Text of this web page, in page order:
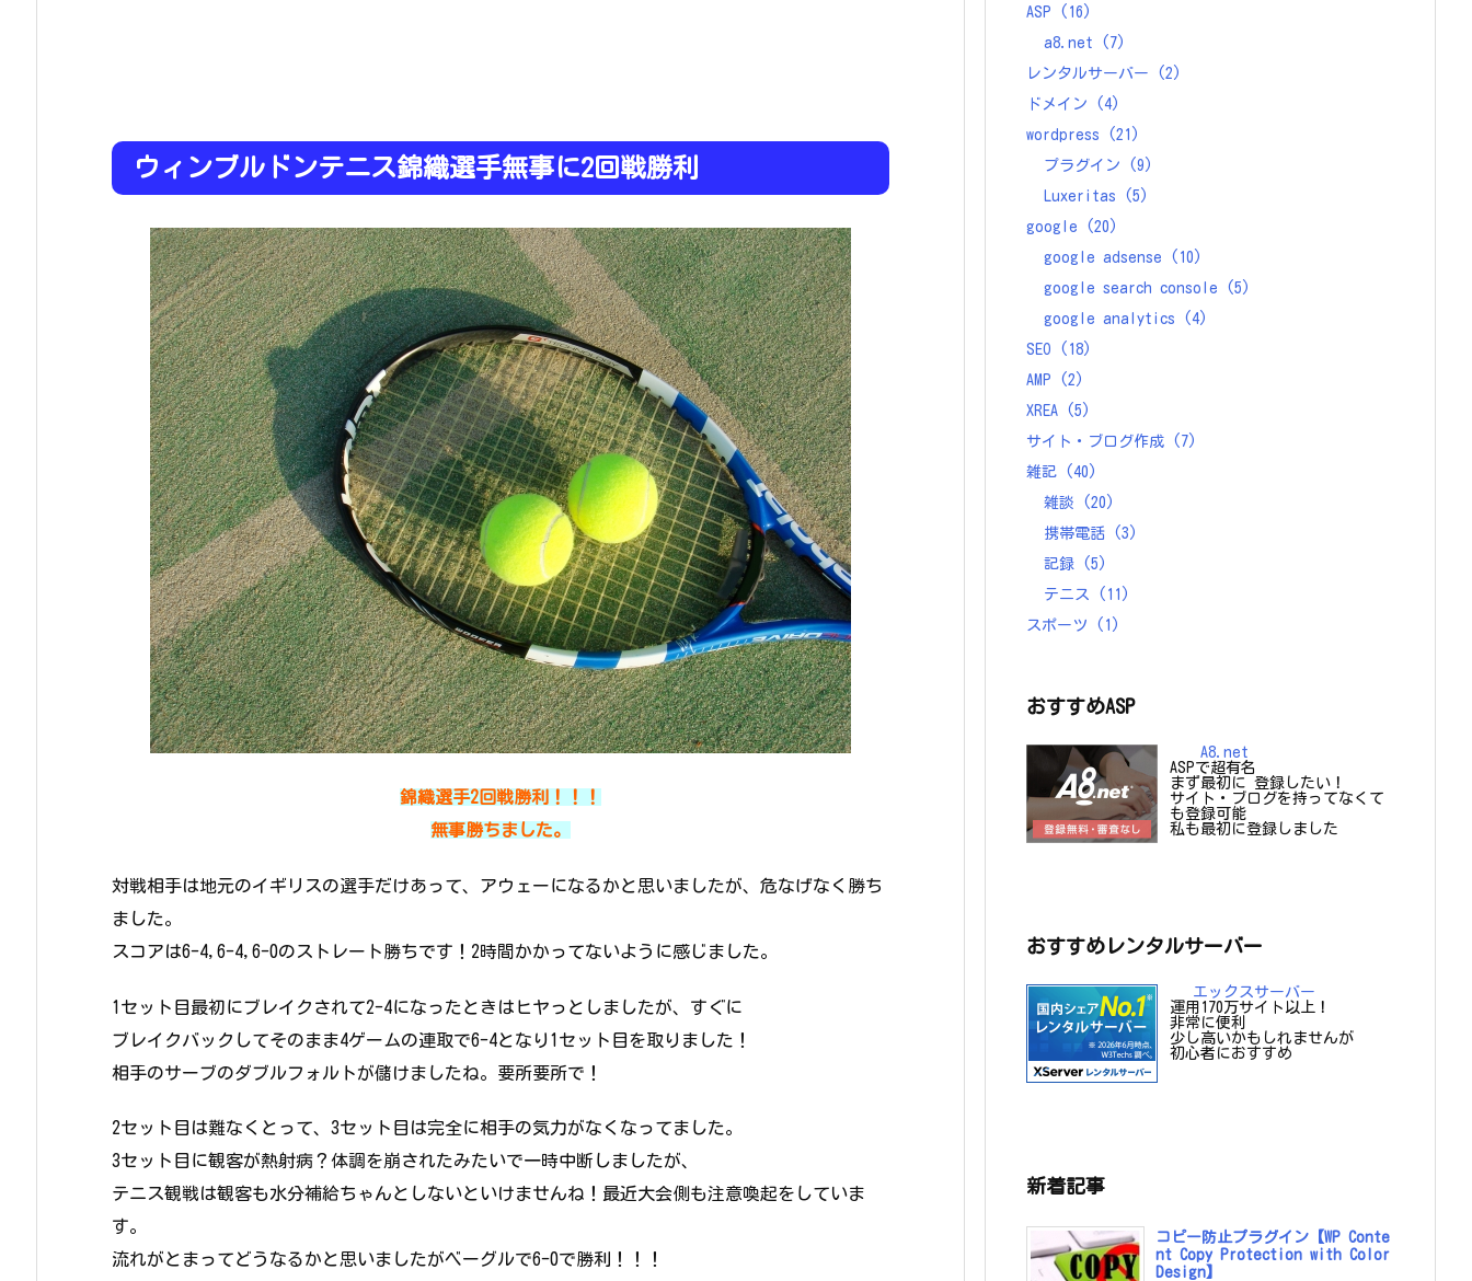
ウィンブルドンテニス錦織選手無事に2回戦勝利
錦織選手2回戦勝利！！！
無事勝ちました。
対戦相手は地元のイギリスの選手だけあって、アウェーになるかと思いましたが、危なげなく勝ち
ました。
スコアは6-4,6-4,6-0のストレート勝ちです！2時間かかってないように感じました。
1セット目最初にブレイクされて2-4になったときはヒヤっとしましたが、すぐに
ブレイクバックしてそのまま4ゲームの連取で6-4となり1セット目を取りました！
相手のサーブのダブルフォルトが儲けましたね。要所要所で！
2セット目は難なくとって、3セット目は完全に相手の気力がなくなってました。
3セット目に観客が熱射病？体調を崩されたみたいで一時中断しましたが、
テニス観戦は観客も水分補給ちゃんとしないといけませんね！最近大会側も注意喚起をしていま
す。
流れがとまってどうなるかと思いましたがベーグルで6-0で勝利！！！
ASP
(16)
a8.net
(7)
レンタルサーバー
(2)
ドメイン
(4)
wordpress
(21)
プラグイン
(9)
Luxeritas
(5)
google
(20)
google adsense
(10)
google search console
(5)
google analytics
(4)
SEO
(18)
AMP
(2)
XREA
(5)
サイト・ブログ作成
(7)
雑記
(40)
雑談
(20)
携帯電話
(3)
記録
(5)
テニス
(11)
スポーツ
(1)
おすすめASP
A8.net
ASPで超有名
まず最初に 登録したい！
サイト・ブログを持ってなくて
も登録可能
私も最初に登録しました
おすすめレンタルサーバー
エックスサーバー
運用170万サイト以上！
非常に便利
少し高いかもしれませんが
初心者におすすめ
新着記事
コピー防止プラグイン【WP Conte
nt Copy Protection with Color
Design】